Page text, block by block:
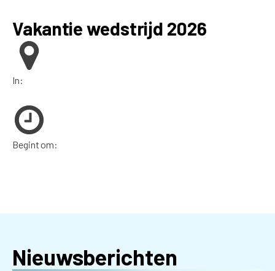
Vakantie wedstrijd 2026
In:
Begint om:
Nieuwsberichten